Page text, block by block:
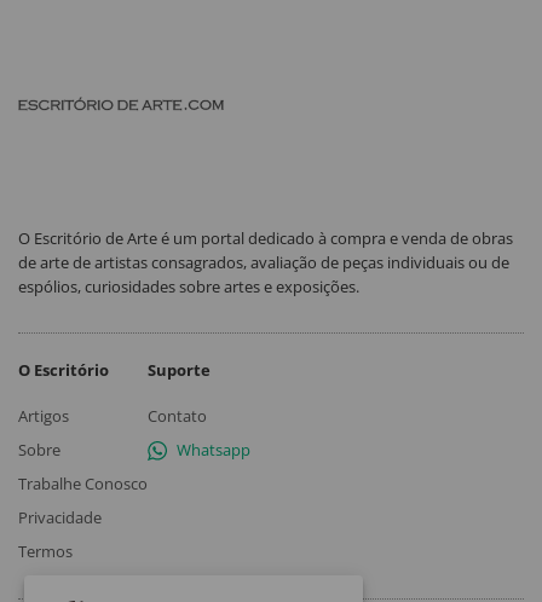
O Escritório de Arte é um portal dedicado à compra e venda de obras
de arte de artistas consagrados, avaliação de peças individuais ou de
espólios, curiosidades sobre artes e exposições.
O Escritório
Artigos
Sobre
Trabalhe Conosco
Privacidade
Termos
Suporte
Contato
Whatsapp